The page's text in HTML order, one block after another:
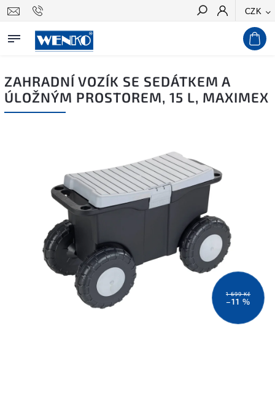
CZK
Hledat
ZAHRADNÍ VOZÍK SE SEDÁTKEM A
ÚLOŽNÝM PROSTOREM, 15 L, MAXIMEX
1 699 Kč
–11 %